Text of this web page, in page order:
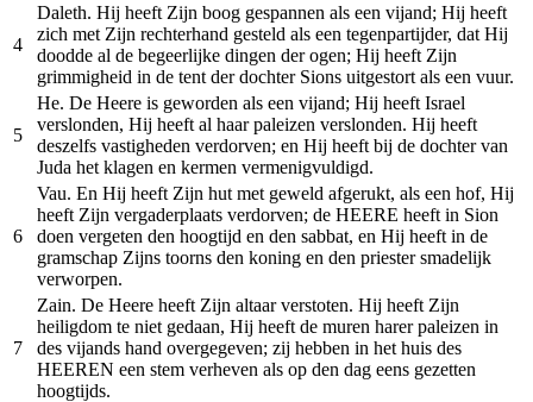
4
Daleth. Hij heeft Zijn boog gespannen als een vijand; Hij heeft
zich met Zijn rechterhand gesteld als een tegenpartijder, dat Hij
doodde al de begeerlijke dingen der ogen; Hij heeft Zijn
grimmigheid in de tent der dochter Sions uitgestort als een vuur.
5
He. De Heere is geworden als een vijand; Hij heeft Israel
verslonden, Hij heeft al haar paleizen verslonden. Hij heeft
deszelfs vastigheden verdorven; en Hij heeft bij de dochter van
Juda het klagen en kermen vermenigvuldigd.
6
Vau. En Hij heeft Zijn hut met geweld afgerukt, als een hof, Hij
heeft Zijn vergaderplaats verdorven; de HEERE heeft in Sion
doen vergeten den hoogtijd en den sabbat, en Hij heeft in de
gramschap Zijns toorns den koning en den priester smadelijk
verworpen.
7
Zain. De Heere heeft Zijn altaar verstoten. Hij heeft Zijn
heiligdom te niet gedaan, Hij heeft de muren harer paleizen in
des vijands hand overgegeven; zij hebben in het huis des
HEEREN een stem verheven als op den dag eens gezetten
hoogtijds.